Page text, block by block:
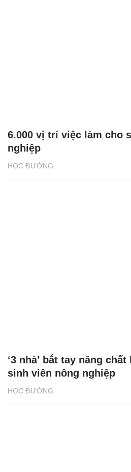
HỌC ĐƯỜNG
6.000 vị trí việc làm cho
nghiệp
HỌC ĐƯỜNG
‘3 nhà’ bắt tay nâng
sinh viên nông nghiệp